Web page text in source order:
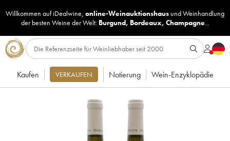
Willkommen auf iDealwine, online-Weinauktionshaus undWeinhandlung
der besten Weine der Welt: Burgund, Bordeaux, Champagne...
Kaufen VERKAUFEN Notierung Wein-Enzyklopädie